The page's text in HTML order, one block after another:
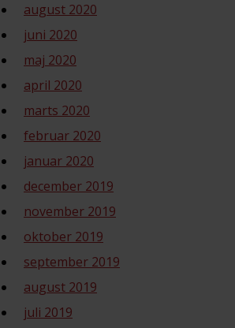
august 2020
juni 2020
maj 2020
april 2020
marts 2020
februar 2020
januar 2020
december 2019
november 2019
oktober 2019
september 2019
august 2019
juli 2019